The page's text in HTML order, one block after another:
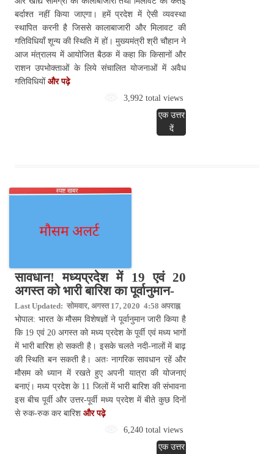
बर्दाश्त नहीं किया जाएगा। हमें प्रदेश में ऐसी व्यवस्था
स्थापित करनी है जिससे कालाबाजारी और मिलावट की
गतिविधियाँ शून्य की स्थिति में हों। मुख्यमंत्री श्री चौहान ने
आज मंत्रालय में आयोजित बैठक में कहा कि किसानों और
राशन उपभोक्ताओं के लिये संचालित योजनाओं में अवैध
गतिविधियों और पढ़े
3,992 total views
एक उत्तर
दें
सावधान! मध्यप्रदेश में 19 एवं 20
अगस्त को भारी बारिश का पूर्वानुमान-
Last Updated: सोमवार, अगस्त 17, 2020 4:58 अपराह्न
भोपाल: भारत के मौसम विशेषज्ञों ने पूर्वानुमान जारी किया है
कि 19 एवं 20 अगस्त को मध्य प्रदेश के पूर्वी एवं मध्य भागों
में भारी बारिश हो सकती है। इसके चलते नदी-नालों में बाढ़
की स्थिति बन सकती है। अतः नागरिक सावधान रहें और
मौसम को ध्यान में रखते हुए अपनी यात्रा की योजनाएं
बनाएं। मध्य प्रदेश के 11 जिलों में भारी बारिश की संभावना
इस बीच पूर्वी और उत्तर-पूर्वी मध्य प्रदेश में बीते कुछ दिनों
से रुक-रुक कर बारिश और पढ़े
6,240 total views
एक उत्तर